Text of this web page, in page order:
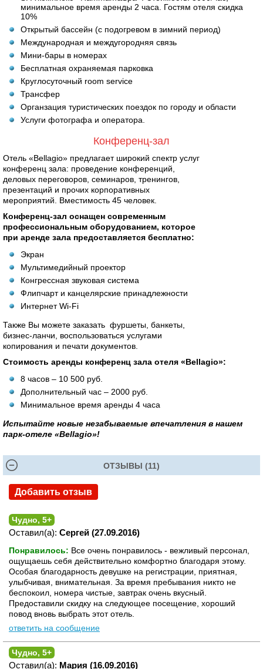
минимальное время аренды 2 часа. Гостям отеля скидка
10%
Открытый бассейн (с подогревом в зимний период)
Международная и междугородняя связь
Мини-бары в номерах
Бесплатная охраняемая парковка
Круглосуточный room service
Трансфер
Органзация туристических поездок по городу и области
Услуги фотографа и оператора.
Конференц-зал
Отель «Bellagio» предлагает широкий спектр услуг
конференц зала: проведение конференций,
деловых переговоров, семинаров, тренингов,
презентаций и прочих корпоративных
мероприятий. Вместимость 45 человек.
Конференц-зал оснащен современным
профессиональным оборудованием, которое
при аренде зала предоставляется бесплатно:
Экран
Мультимедийный проектор
Конгрессная звуковая система
Флипчарт и канцелярские принадлежности
Интернет Wi-Fi
Также Вы можете заказать фуршеты, банкеты,
бизнес-ланчи, воспользоваться услугами
копирования и печати документов.
Стоимость аренды конференц зала отеля «Bellagio»:
8 часов – 10 500 руб.
Дополнительный час – 2000 руб.
Минимальное время аренды 4 часа
Испытайте новые незабываемые впечатления в нашем
парк-отеле «Bellagio»!
ОТЗЫВЫ (11)
Добавить отзыв
Чудно, 5+
Оставил(а): Сергей (27.09.2016)
Понравилось: Все очень понравилось - вежливый персонал,
ощущаешь себя действительно комфортно благодаря этому.
Особая благодарность девушке на регистрации, приятная,
улыбчивая, внимательная. За время пребывания никто не
беспокоил, номера чистые, завтрак очень вкусный.
Предоставили скидку на следующее посещение, хороший
повод вновь выбрать этот отель.
ответить на сообщение
Чудно, 5+
Оставил(а): Мария (16.09.2016)